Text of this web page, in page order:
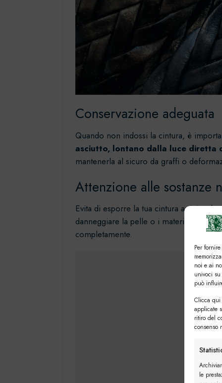
Per
noi e ai
univoci
può
Clicca qui
applicate
ritiro del
consenso
le
Conservazione adeguata
Quando non indossi la cintura, è
asciutto, lontano dalla luce diretta
mantenerla al sicuro da graffi o
Attenzione alle sostanze
Evita di esporre la tua cintura
danneggiare la pelle o i materiali della
completamente.